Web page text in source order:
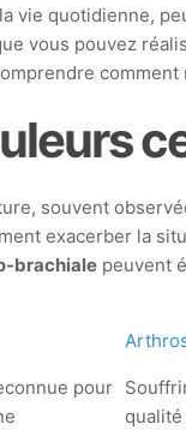
quotidienne,
vous pouvez
souvent
exacerber la
brachiale peuvent
pour
qualité